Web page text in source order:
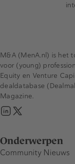
Onderwerpen
Community Nieuws
M&A (MenA.nl) is het
voor (young)
Equity en Venture
dealdatabase
Magazine.